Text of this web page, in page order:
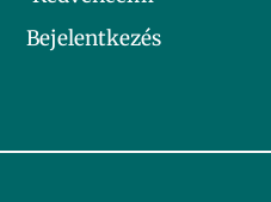
Bejelentkezés